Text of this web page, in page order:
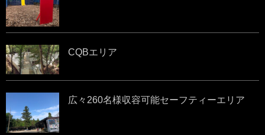
CQBエリア
広々260名様収容可能セーフティーエリア